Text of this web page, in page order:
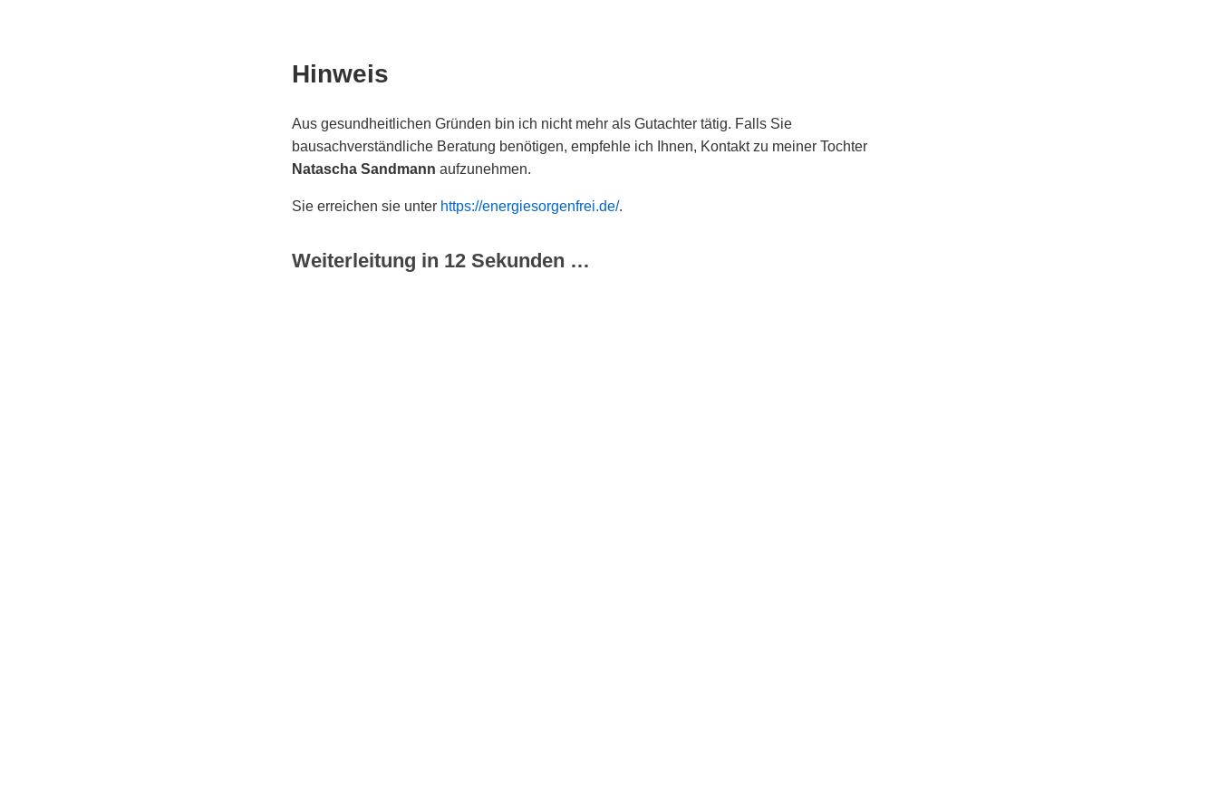
Hinweis
Aus gesundheitlichen Gründen bin ich nicht mehr als Gutachter tätig. Falls Sie
bausachverständliche Beratung benötigen, empfehle ich Ihnen, Kontakt zu meiner Tochter
Natascha Sandmann aufzunehmen.
Sie erreichen sie unter https://energiesorgenfrei.de/.
Weiterleitung in 12 Sekunden …